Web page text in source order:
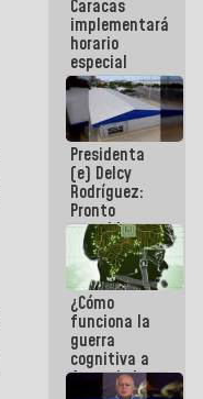
es
embarrarla
Caracas
implementará
horario
especial
para
adaptarse
al plan de
ahorro
energético
Presidenta
(e) Delcy
Rodríguez:
Pronto
restableceremos
las
operaciones
en el
Aeropuerto
Internacional
de
Maiquetía
¿Cómo
funciona la
guerra
cognitiva a
favor de la